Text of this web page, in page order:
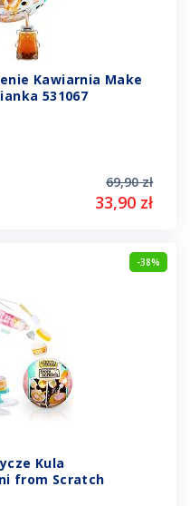
Kawiarnia Make
531067
69,90 zł
33,90 zł
-38%
Kula
from Scratch